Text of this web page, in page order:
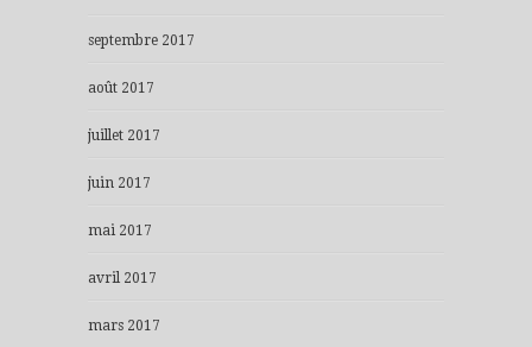
septembre 2017
août 2017
juillet 2017
juin 2017
mai 2017
avril 2017
mars 2017